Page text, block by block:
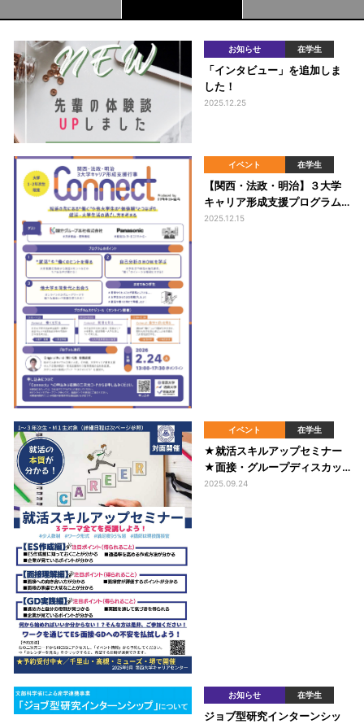
お知らせ 在学生
「インタビュー」を追加しま
した！
2025.12.25
イベント 在学生
【関西・法政・明治】３大学
キャリア形成支援プログラム
「CONNECT」を実施しま
2025.12.15
イベント 在学生
★就活スキルアップセミナー
★面接・グループディスカッ
ション・ES作成の不安をなく
2025.09.24
お知らせ 在学生
ジョブ型研究インターンシッ